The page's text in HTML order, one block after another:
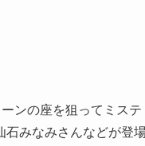
ンの座を狙ってミステ
石みなみさんなどが登